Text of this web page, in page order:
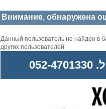
Внимание, обнаружена
Данный пользователь не найден в
других пользователей